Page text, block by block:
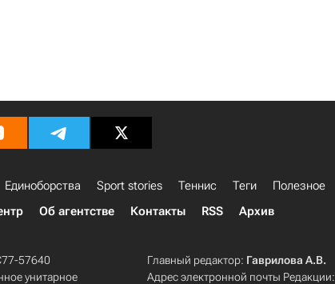
Единоборства Sport stories Теннис Теги
Полезное
Об агентстве Контакты RSS Архив
57640
унитарное
Главный редактор: Гаврилова А.В.
Адрес электронной почты Редакции: